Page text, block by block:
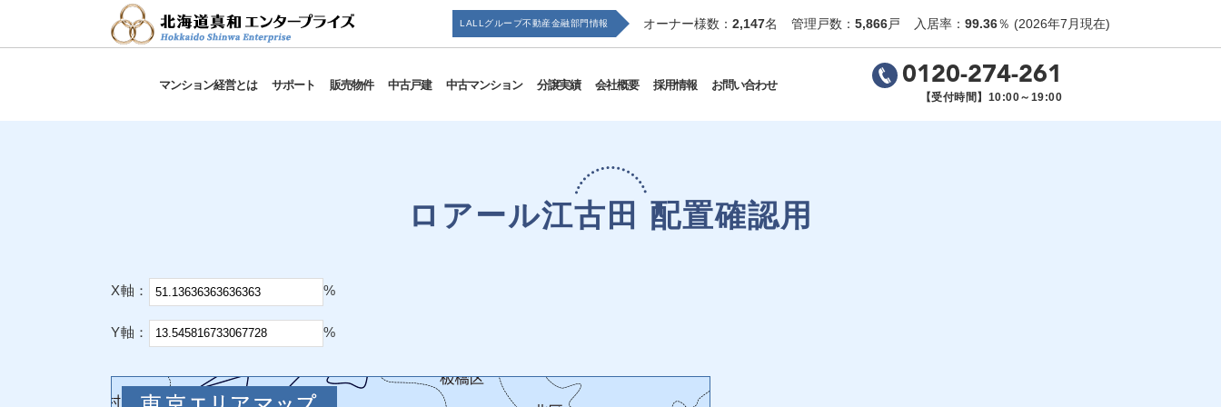
LALLグループ不動産金融部門情報 オーナー様数： 2,147名 管理戸数： 5,866戸 入居率： 99.36％ (2026年7月現在)
マンション経営とは サポート 販売物件 中古戸建 中古マンション 分譲実績 会社概要 採用情報 お問い合わせ 0120-274-261
【受付時間】10:00～19:00
ロアール江古田 配置確認用
X軸： %
Y軸： %